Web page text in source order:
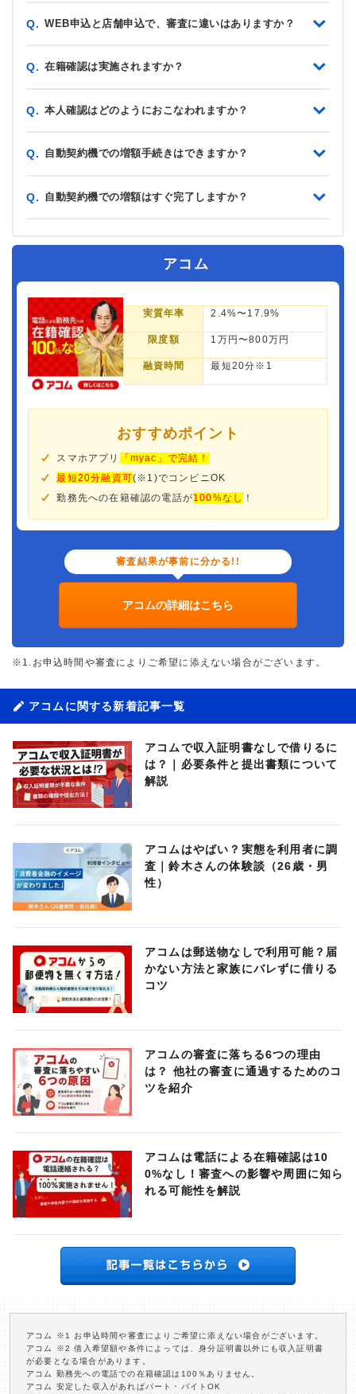
Q. WEB申込と店舗申込で、審査に違いはありますか？
Q. 在籍確認は実施されますか？
Q. 本人確認はどのようにおこなわれますか？
Q. 自動契約機での増額手続きはできますか？
Q. 自動契約機での増額はすぐ完了しますか？
アコム
実質年率 2.4%〜17.9%
限度額 1万円〜800万円
融資時間 最短20分※1
おすすめポイント
スマホアプリ
「myac」で完結！
最短20分融資可(※1)でコンビニOK
勤務先への在籍確認の電話が100%なし ！
審査結果が事前に分かる!!
アコムの詳細はこちら
※1.お申込時間や審査によりご希望に添えない場合がございます。
アコムに関する新着記事一覧
アコムで収入証明書なしで借りるに
は？｜必要条件と提出書類について
解説
アコムはやばい？実態を利用者に調
査｜鈴木さんの体験談（26歳・男
性）
アコムは郵送物なしで利用可能？届
かない方法と家族にバレずに借りる
コツ
アコムの審査に落ちる6つの理由
は？ 他社の審査に通過するためのコ
ツを紹介
アコムは電話による在籍確認は10
0%なし！審査への影響や周囲に知ら
れる可能性を解説
アコム ※1 お申込時間や審査によりご希望に添えない場合がございます。
アコム ※2 借入希望額や条件によっては、身分証明書以外にも収入証明書
が必要となる場合があります。
アコム 勤務先への電話での在籍確認は100％ありません。
アコム 安定した収入があればパート・バイトOK